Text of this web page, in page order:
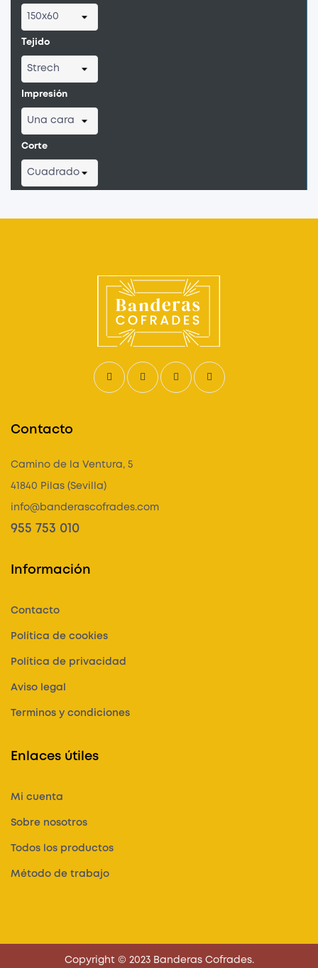
Tejido
Impresión
Corte
Contacto
Camino de la Ventura, 5
41840 Pilas (Sevilla)
info@banderascofrades.com
955 753 010
Información
Contacto
Política de cookies
Política de privacidad
Aviso legal
Terminos y condiciones
Enlaces útiles
Mi cuenta
Sobre nosotros
Todos los productos
Método de trabajo
Copyright © 2023 Banderas Cofrades.